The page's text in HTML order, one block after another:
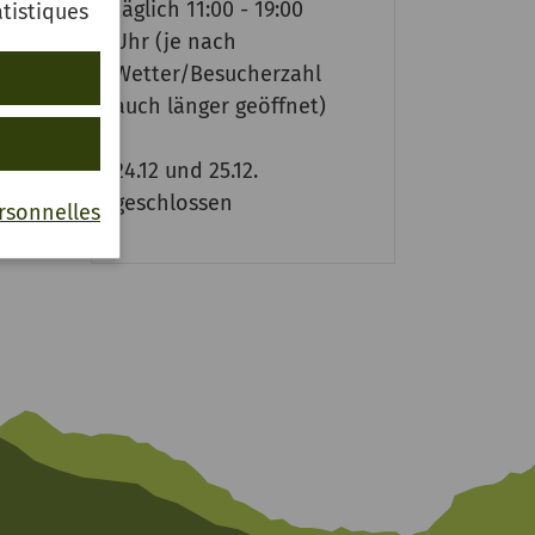
täglich 11:00 - 19:00
Uhr (je nach
Wetter/Besucherzahl
auch länger geöffnet)
24.12 und 25.12.
geschlossen